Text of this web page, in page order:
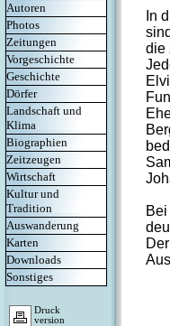
Autoren
Photos
Zeitungen
Vorgeschichte
Geschichte
Dörfer
Landschaft und
Klima
Biographien
Zeitzeugen
Wirtschaft
Kultur und
Tradition
Auswanderung
Karten
Downloads
Sonstiges
Druck
version
In
die